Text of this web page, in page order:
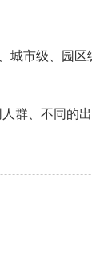
市级、园区
、不同的